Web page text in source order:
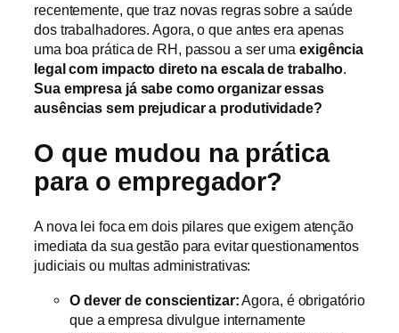
recentemente, que traz novas regras sobre a saúde
dos trabalhadores. Agora, o que antes era apenas
uma boa prática de RH, passou a ser uma exigência
legal com impacto direto na escala de trabalho.
Sua empresa já sabe como organizar essas
ausências sem prejudicar a produtividade?
O que mudou na prática
para o empregador?
A nova lei foca em dois pilares que exigem atenção
imediata da sua gestão para evitar questionamentos
judiciais ou multas administrativas:
O dever de conscientizar: Agora, é obrigatório
que a empresa divulgue internamente